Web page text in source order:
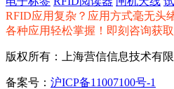
RFID应用复杂？应用方式毫无头
各种应用轻松掌握！即刻咨询获取
版权所有：上海营信信息技术有限
备案号： 沪ICP备11007100号-1